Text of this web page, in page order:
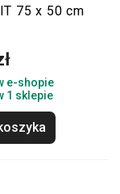
75 x 50 cm
e-shopie
1 sklepie